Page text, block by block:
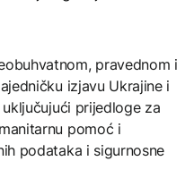
pravednom i
izjavu Ukrajine i
prijedloge za
pomoć i
podataka i sigurnosne